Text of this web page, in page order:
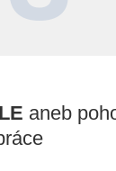
aneb